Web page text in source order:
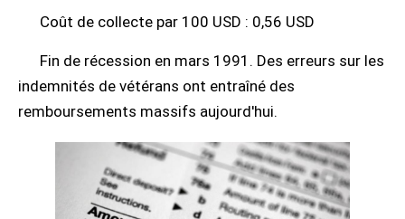
Coût de collecte par 100 USD : 0,56 USD
Fin de récession en mars 1991. Des erreurs sur les
indemnités de vétérans ont entraîné des
remboursements massifs aujourd'hui.